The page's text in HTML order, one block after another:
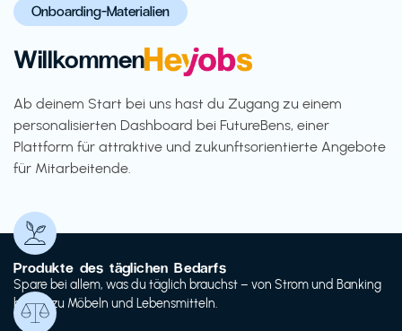
Onboarding-Materialien
Willkommen
Ab deinem Start bei uns hast du Zugang zu einem
personalisierten Dashboard bei FutureBens, einer
Plattform für attraktive und zukunftsorientierte Angebote
für Mitarbeitende.
Produkte des täglichen Bedarfs
Spare bei allem, was du täglich brauchst – von Strom und Banking
bis hin zu Möbeln und Lebensmitteln.